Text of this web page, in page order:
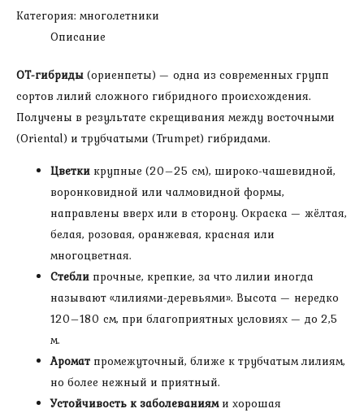
Эль
Капитан
1
шт
в
горшке
Категория: многолетники
Описание
ОТ-гибриды (ориенпеты) — одна из современных групп
сортов лилий сложного гибридного происхождения.
Получены в результате скрещивания между восточными
(Oriental) и трубчатыми (Trumpet) гибридами.
Цветки крупные (20–25 см), широко-чашевидной,
воронковидной или чалмовидной формы,
направлены вверх или в сторону. Окраска — жёлтая,
белая, розовая, оранжевая, красная или
многоцветная.
Стебли прочные, крепкие, за что лилии иногда
называют «лилиями-деревьями». Высота — нередко
120–180 см, при благоприятных условиях — до 2,5
м.
Аромат промежуточный, ближе к трубчатым лилиям,
но более нежный и приятный.
Устойчивость к заболеваниями хорошая